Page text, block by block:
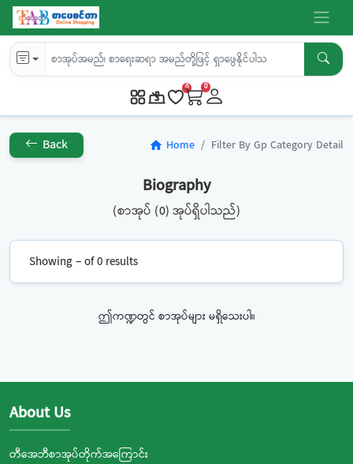
0 0
Back home Home Filter By Gp Category Detail
Biography
(စာအုပ် (0) အုပ်ရှိပါသည်)
Showing – of 0 results
ဤကဏ္ဍတွင် စာအုပ်များ မရှိသေးပါ။
About Us
တီအေဘီစာအုပ်တိုက်အကြောင်း